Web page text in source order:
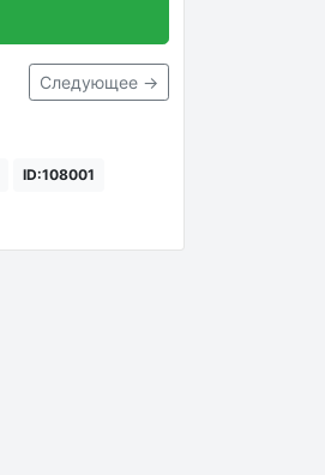
Следующее →
ID:108001